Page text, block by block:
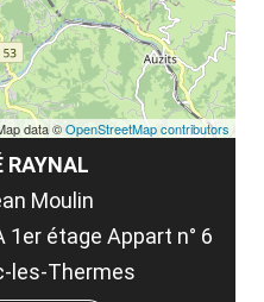
RAYNAL
Moulin
1er étage Appart n° 6
les-Thermes
data ©OpenStreetMap contributors